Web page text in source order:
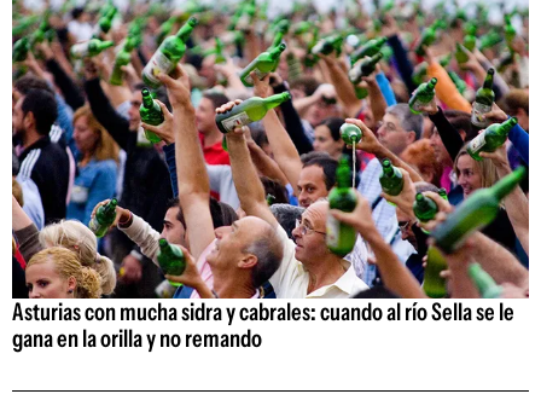
Asturias con mucha sidra y cabrales: cuando al río Sella se le
gana en la orilla y no remando